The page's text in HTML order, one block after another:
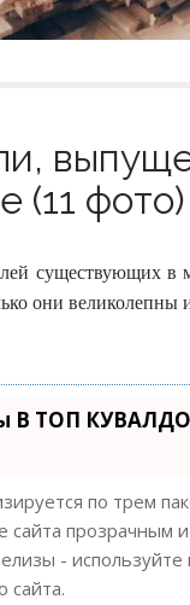
(11 фото)
существующих в
они великолепны
В ТОП
по трем
прозрачным
-
сайта.